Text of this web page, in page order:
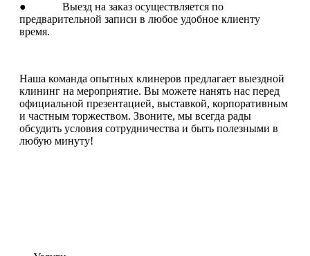
● Выезд на заказ осуществляется по
предварительной записи в любое удобное клиенту
время.
Наша команда опытных клинеров предлагает выездной
клининг на мероприятие. Вы можете нанять нас перед
официальной презентацией, выставкой, корпоративным
и частным торжеством. Звоните, мы всегда рады
обсудить условия сотрудничества и быть полезными в
любую минуту!